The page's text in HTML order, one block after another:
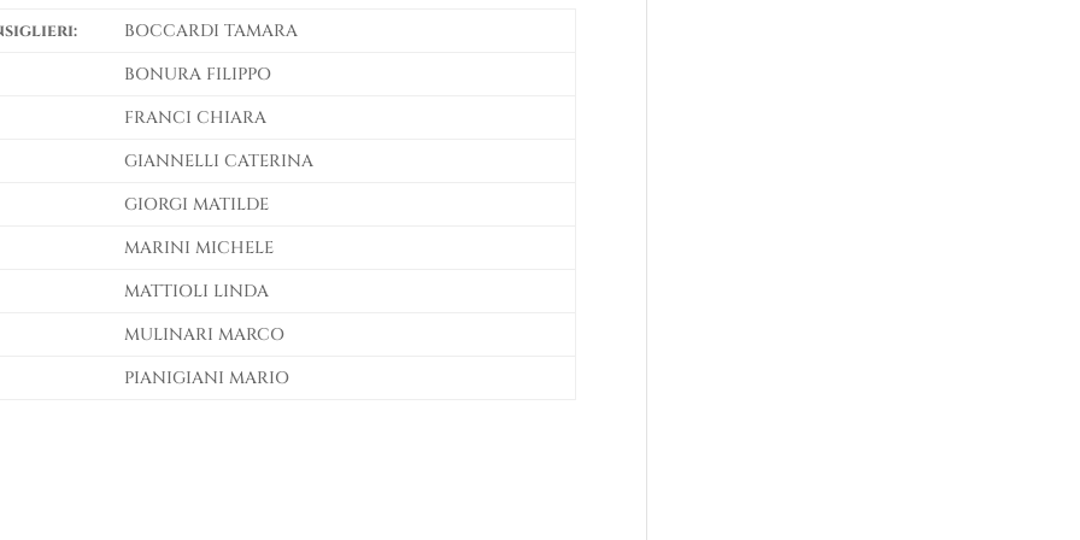
BOCCARDI TAMARA
BONURA FILIPPO
FRANCI CHIARA
GIANNELLI CATERINA
GIORGI MATILDE
MARINI MICHELE
MATTIOLI LINDA
MULINARI MARCO
PIANIGIANI MARIO